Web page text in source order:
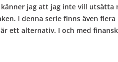
jag att jag inte vill
I denna serie finns även
ett alternativ. I och med